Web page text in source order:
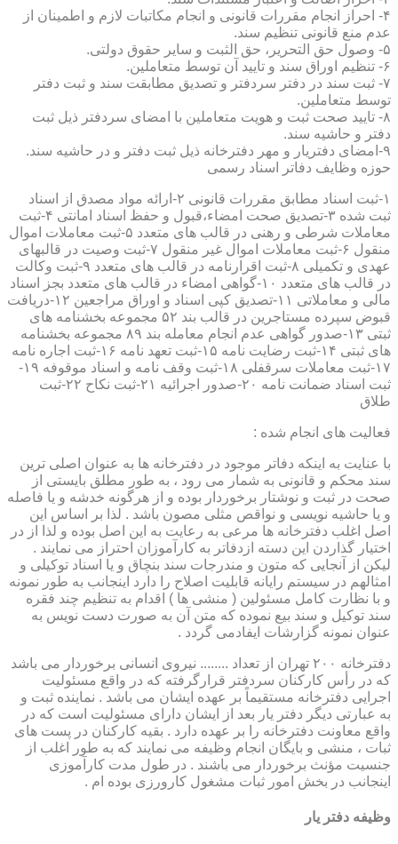
۴- احراز انجام مقررات قانونی و انجام مکاتبات لازم و اطمینان از
عدم منع قانونی تنظیم سند.
۵- وصول حق التحریر، حق الثبت و سایر حقوق دولتی.
۶- تنظیم اوراق سند و تایید آن توسط متعاملین.
۷- ثبت سند در دفتر سردفتر و تصدیق مطابقت سند و ثبت دفتر
توسط متعاملین.
۸- تایید صحت ثبت و هویت متعاملین با امضای سردفتر ذیل ثبت
دفتر و حاشیه سند.
۹-امضای دفتریار و مهر دفترخانه ذیل ثبت دفتر و در حاشیه سند.
حوزه وظایف دفاتر اسناد رسمی
۱-ثبت اسناد مطابق مقررات قانونی ۲-ارائه مواد مصدق از اسناد
ثبت شده ۳-تصدیق صحت امضاء،قبول و حفظ اسناد امانتی ۴-ثبت
معاملات شرطی و رهنی در قالب های متعدد ۵-ثبت معاملات اموال
منقول ۶-ثبت معاملات اموال غیر منقول ۷-ثبت وصیت در قالبهای
عهدی و تکمیلی ۸-ثبت اقرارنامه در قالب های متعدد ۹-ثبت وکالت
در قالب های متعدد ۱۰-گواهی امضاء در قالب های متعدد بجز اسناد
مالی و معاملاتی ۱۱-تصدیق کپی اسناد و اوراق مراجعین ۱۲-دریافت
قبوض سپرده مستاجرین در قالب بند ۵۲ مجموعه بخشنامه های
ثبتی ۱۳-صدور گواهی عدم انجام معامله بند ۸۹ مجموعه بخشنامه
های ثبتی ۱۴-ثبت رضایت نامه ۱۵-ثبت تعهد نامه ۱۶-ثبت اجاره نامه
۱۷-ثبت معاملات سرقفلی ۱۸-ثبت وقف نامه و اسناد موقوفه ۱۹-
ثبت اسناد ضمانت نامه ۲۰-صدور اجرائیه ۲۱-ثبت نکاح ۲۲-ثبت
طلاق
فعالیت های انجام شده :
با عنایت به اینکه دفاتر موجود در دفترخانه ها به عنوان اصلی ترین
سند محکم و قانونی به شمار می رود ، به طور مطلق بایستی از
صحت در ثبت و نوشتار برخوردار بوده و از هرگونه خدشه و یا فاصله
و یا حاشیه نویسی و نواقص مثلی مصون باشد . لذا بر اساس این
اصل اغلب دفترخانه ها مرعی به رعایت به این اصل بوده و لذا از در
اختیار گذاردن این دسته ازدفاتر به کارآموزان احتراز می نمایند .
لیکن از آنجایی که متون و مندرجات سند بنچاق و یا اسناد توکیلی و
امثالهم در سیستم رایانه قابلیت اصلاح را دارد اینجانب به طور نمونه
و با نظارت کامل مسئولین ( منشی ها ) اقدام به تنظیم چند فقره
سند توکیل و سند بیع نموده که متن آن به صورت دست نویس به
عنوان نمونه گزارشات ایفادمی گردد .
دفترخانه ۲۰۰ تهران از تعداد ........ نیروی انسانی برخوردار می باشد
که در رأس کارکنان سردفتر قرارگرفته که در واقع مسئولیت
اجرایی دفترخانه مستقیماً بر عهده ایشان می باشد . نماینده ثبت و
به عبارتی دیگر دفتر یار بعد از ایشان دارای مسئولیت است که در
واقع معاونت دفترخانه را بر عهده دارد . بقیه کارکنان در پست های
ثبات ، منشی و بایگان انجام وظیفه می نمایند که به طور اغلب از
جنسیت مؤنث برخوردار می باشند . در طول مدت کارآموزی
اینجانب در بخش امور ثبات مشغول کارورزی بوده ام .
وظیفه دفتر یار